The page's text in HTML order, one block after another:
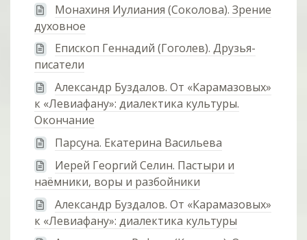
Монахиня Иулиания (Соколова). Зрение
духовное
Епископ Геннадий (Гоголев). Друзья-
писатели
Александр Буздалов. От «Карамазовых»
к «Левиафану»: диалектика культуры.
Окончание
Парсуна. Екатерина Васильева
Иерей Георгий Селин. Пастыри и
наёмники, воры и разбойники
Александр Буздалов. От «Карамазовых»
к «Левиафану»: диалектика культуры